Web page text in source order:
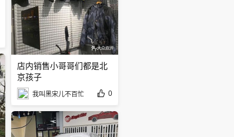
店内销售小哥哥们都是北
京孩子
我叫黑宋儿不百忙 0